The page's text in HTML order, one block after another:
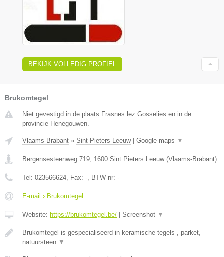
BEKIJK VOLLEDIG PROFIEL
Brukomtegel
Niet gevestigd in de plaats Frasnes lez Gosselies en in de
provincie Henegouwen.
Vlaams-Brabant » Sint Pieters Leeuw| Google maps ▼
Bergensesteenweg 719 1600 Sint Pieters Leeuw(Vlaams-Brabant)
Tel: 023566624 , Fax: - , BTW-nr: -
E-mail › Brukomtegel
Website: https://brukomtegel.be/ | Screenshot ▼
Brukomtegel is gespecialiseerd in keramische tegels , parket,
natuursteen ▼